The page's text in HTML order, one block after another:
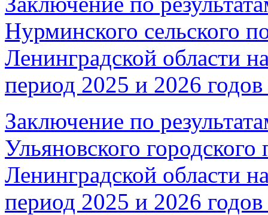
Нурминского сельского
Ленинградской области
период 2025 и 2026
Заключение по
Ульяновского
Ленинградской области
период 2025 и 2026